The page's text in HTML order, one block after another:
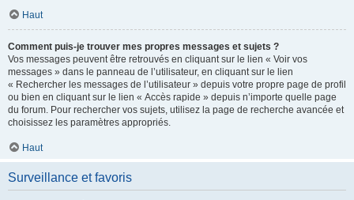
Haut
Comment puis-je trouver mes propres messages et sujets ?
Vos messages peuvent être retrouvés en cliquant sur le lien « Voir vos
messages » dans le panneau de l’utilisateur, en cliquant sur le lien
« Rechercher les messages de l’utilisateur » depuis votre propre page de profil
ou bien en cliquant sur le lien « Accès rapide » depuis n’importe quelle page
du forum. Pour rechercher vos sujets, utilisez la page de recherche avancée et
choisissez les paramètres appropriés.
Haut
Surveillance et favoris